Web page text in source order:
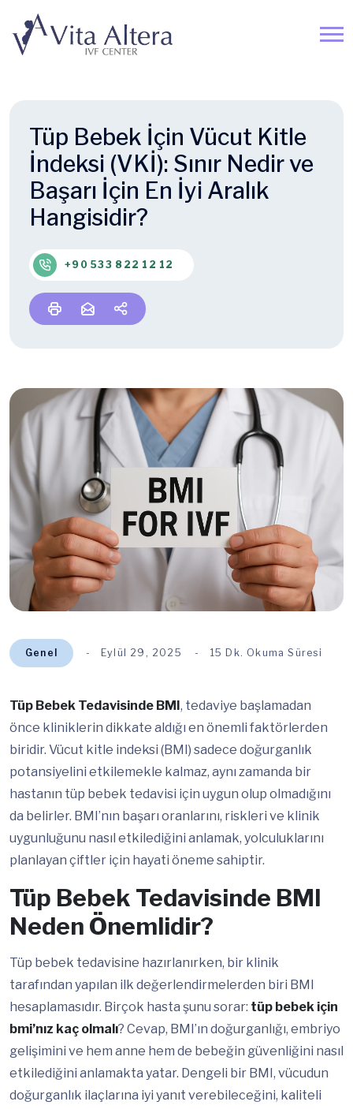
Tüp Bebek İçin Vücut Kitle
İndeksi (VKİ): Sınır Nedir ve
Başarı İçin En İyi Aralık
Hangisidir?
+90 533 822 12 12
Genel Eylül 29, 2025 15 Dk. Okuma Süresi
Tüp Bebek Tedavisinde BMI, tedaviye başlamadan
önce kliniklerin dikkate aldığı en önemli faktörlerden
biridir. Vücut kitle indeksi (BMI) sadece doğurganlık
potansiyelini etkilemekle kalmaz, aynı zamanda bir
hastanın tüp bebek tedavisi için uygun olup olmadığını
da belirler. BMI’nın başarı oranlarını, riskleri ve klinik
uygunluğunu nasıl etkilediğini anlamak, yolculuklarını
planlayan çiftler için hayati öneme sahiptir.
Tüp Bebek Tedavisinde BMI
Neden Önemlidir?
Tüp bebek tedavisine hazırlanırken, bir klinik
tarafından yapılan ilk değerlendirmelerden biri BMI
hesaplamasıdır. Birçok hasta şunu sorar: tüp bebek için
bmi’nız kaç olmalı? Cevap, BMI’ın doğurganlığı, embriyo
gelişimini ve hem anne hem de bebeğin güvenliğini nasıl
etkilediğini anlamakta yatar. Dengeli bir BMI, vücudun
doğurganlık ilaçlarına iyi yanıt verebileceğini, kaliteli